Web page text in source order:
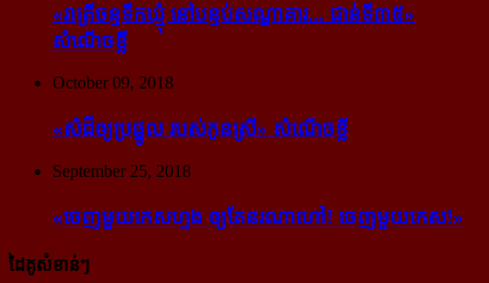
«រាត្រីចន្ទទឹកឃ្មុំ នៅបន្ទប់សណ្ឋាគារ... ជាន់ទី៣៥»
សំណើចខ្លី
October 09, 2018
«សំដី​ឲ្យ​ប្រផ្នូល របស់​កូនស្រី» សំណើចខ្លី
September 25, 2018
«ចេញ​មួយ​កេស​ហ្មង ឲ្យ​តែ​នរណា​ហៅ! ចេញ​មួយ​កេស!»
ដៃគូសំខាន់ៗ